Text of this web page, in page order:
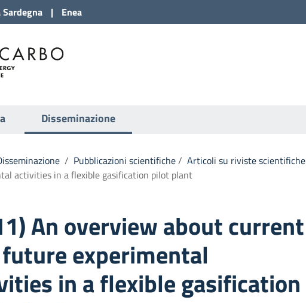
Sardegna | Enea
Disseminazione
/ Pubblicazioni scientifiche/ Articoli su riviste scientifiche
activities in a flexible gasification pilot plant
An overview about current
experimental
in a flexible gasification